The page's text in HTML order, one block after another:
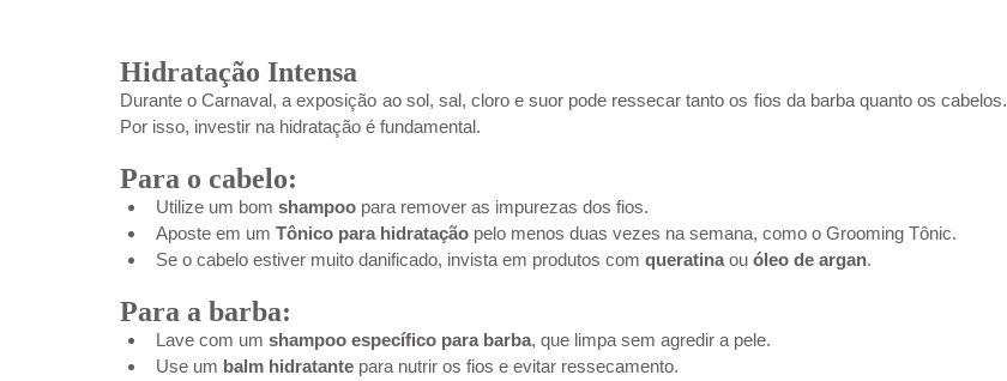
Hidratação Intensa
Durante o Carnaval, a exposição ao sol, sal, cloro e suor pode ressecar tanto os fios da barba quanto os cabelos.
Por isso, investir na hidratação é fundamental.
Para o cabelo:
Utilize um bom shampoo para remover as impurezas dos fios.
Aposte em um Tônico para hidratação pelo menos duas vezes na semana, como o Grooming Tônic.
Se o cabelo estiver muito danificado, invista em produtos com queratina ou óleo de argan.
Para a barba:
Lave com um shampoo específico para barba, que limpa sem agredir a pele.
Use um balm hidratante para nutrir os fios e evitar ressecamento.